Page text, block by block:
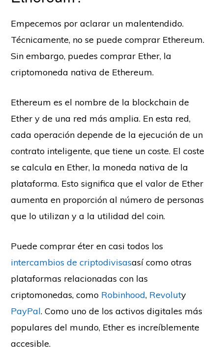
Empecemos por aclarar un malentendido.
Técnicamente, no se puede comprar Ethereum.
Sin embargo, puedes comprar Ether, la
criptomoneda nativa de Ethereum.
Ethereum es el nombre de la blockchain de
Ether y de una red más amplia. En esta red,
cada operación depende de la ejecución de un
contrato inteligente, que tiene un coste. El coste
se calcula en Ether, la moneda nativa de la
plataforma. Esto significa que el valor de Ether
aumenta en proporción al número de personas
que lo utilizan y a la utilidad del coin.
Puede comprar éter en casi todos los
intercambios de criptodivisasasí como otras
plataformas relacionadas con las
criptomonedas, como Robinhood, Revoluty
PayPal. Como uno de los activos digitales más
populares del mundo, Ether es increíblemente
accesible.